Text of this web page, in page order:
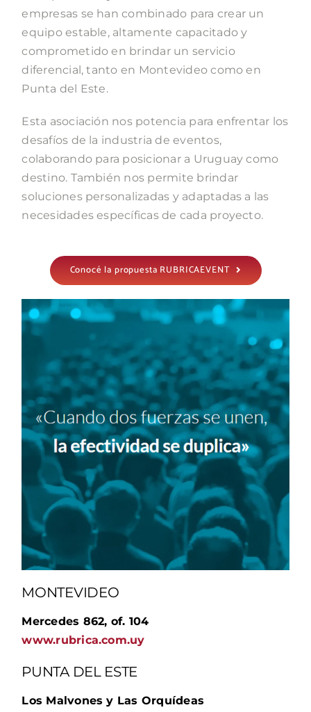
empresas se han combinado para crear un
equipo estable, altamente capacitado y
comprometido en brindar un servicio
diferencial, tanto en Montevideo como en
Punta del Este.
Esta asociación nos potencia para enfrentar los
desafíos de la industria de eventos,
colaborando para posicionar a Uruguay como
destino. También nos permite brindar
soluciones personalizadas y adaptadas a las
necesidades específicas de cada proyecto.
Conocé la propuesta RUBRICAEVENT
MONTEVIDEO
Mercedes 862, of. 104
www.rubrica.com.uy
PUNTA DEL ESTE
Los Malvones y Las Orquídeas